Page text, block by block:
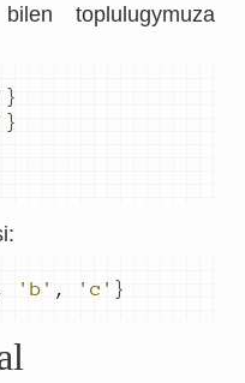
toplulugymuza
}
}
'b' , 'c' }